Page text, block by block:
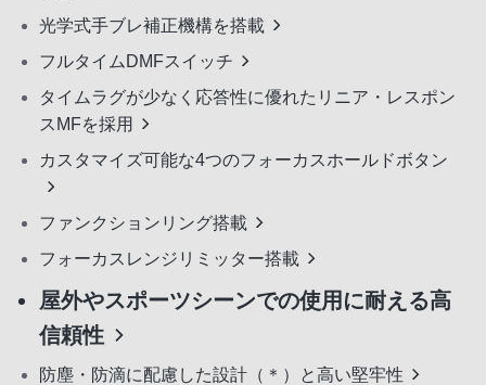
光学式手ブレ補正機構を搭載
フルタイムDMFスイッチ
タイムラグが少なく応答性に優れたリニア・レスポン
スMFを採用
カスタマイズ可能な4つのフォーカスホールドボタン
ファンクションリング搭載
フォーカスレンジリミッター搭載
屋外やスポーツシーンでの使用に耐える高
信頼性
防塵・防滴に配慮した設計（＊）と高い堅牢性